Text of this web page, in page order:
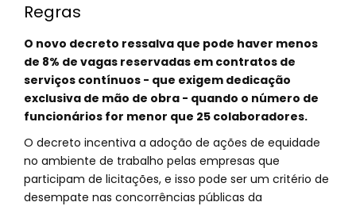
Regras
O novo decreto ressalva que pode haver menos
de 8% de vagas reservadas em contratos de
serviços contínuos - que exigem dedicação
exclusiva de mão de obra - quando o número de
funcionários for menor que 25 colaboradores.
O decreto incentiva a adoção de ações de equidade
no ambiente de trabalho pelas empresas que
participam de licitações, e isso pode ser um critério de
desempate nas concorrências públicas da